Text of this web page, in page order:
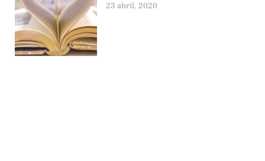
23 abril, 2020